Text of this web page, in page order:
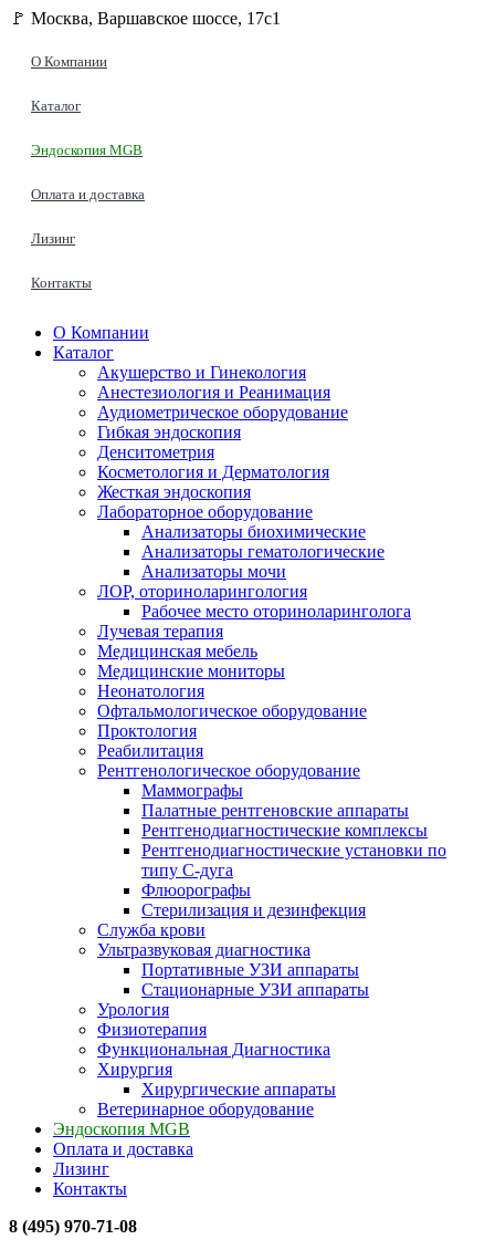
🚩 Москва, Варшавское шоссе, 17с1
О Компании
Каталог
Эндоскопия MGB
Оплата и доставка
Лизинг
Контакты
О Компании
Каталог
Акушерство и Гинекология
Анестезиология и Реанимация
Аудиометрическое оборудование
Гибкая эндоскопия
Денситометрия
Косметология и Дерматология
Жесткая эндоскопия
Лабораторное оборудование
Анализаторы биохимические
Анализаторы гематологические
Анализаторы мочи
ЛОР, оториноларингология
Рабочее место оториноларинголога
Лучевая терапия
Медицинская мебель
Медицинские мониторы
Неонатология
Офтальмологическое оборудование
Проктология
Реабилитация
Рентгенологическое оборудование
Маммографы
Палатные рентгеновские аппараты
Рентгенодиагностические комплексы
Рентгенодиагностические установки по
типу С-дуга
Флюорографы
Стерилизация и дезинфекция
Служба крови
Ультразвуковая диагностика
Портативные УЗИ аппараты
Стационарные УЗИ аппараты
Урология
Физиотерапия
Функциональная Диагностика
Хирургия
Хирургические аппараты
Ветеринарное оборудование
Эндоскопия MGB
Оплата и доставка
Лизинг
Контакты
8 (495) 970-71-08